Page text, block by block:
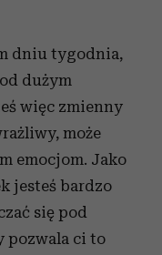
dniu tygodnia,
dużym
więc zmienny
może
emocjom. Jako
jesteś bardzo
się pod
pozwala ci to